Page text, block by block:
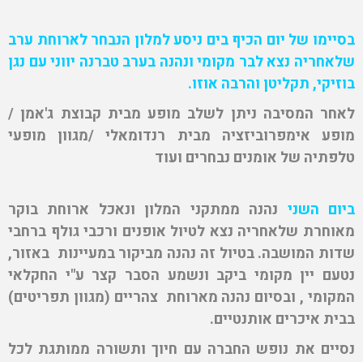
בסיימו של יום הכיף בים ניסע למלון הנבחר לארוחת ערב
שלאחריה נצא לבר מקומי ונהנה בערב טברנה יווני עם נגן
בוזיקי, תקליטן והרבה אוזו.
לאחר המסיבה ניתן לשלב מופע מבית קבוצת ג'אמן /
מופע אימפרוביזציה מבית רנדומאלי /מגוון מופעי
טלפתיה של אומנים נבחרים ועוד
ביום השני נהנה ממתקני המלון ונאכל ארוחת בוקר
מאוחרת שלאחריה נצא לטיול אופנים ורכבי גולף ברחבי
שדות המושבה. בטיול זה נהנה מביקור במעיינות באזור,
נטעם יין מקומי ביקב ונשמע הסבר קצר ע"י החקלאי
המקומי , ובסיום נהנה מארוחת צהריים (מגוון תפריטים)
בבית איכרים אותנטיים.
נסיים את נופש החברה עם חיוך ותשורה ממותגת לכל